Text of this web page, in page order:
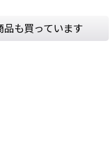
品も買っています